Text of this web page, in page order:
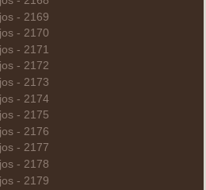
- 2169
- 2170
- 2171
- 2172
- 2173
- 2174
- 2175
- 2176
- 2177
- 2178
- 2179